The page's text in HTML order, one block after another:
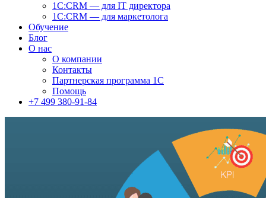
1С:CRM — для IT директора
1С:CRM — для маркетолога
Обучение
Блог
О нас
О компании
Контакты
Партнерская программа 1С
Помощь
+7 499 380-91-84